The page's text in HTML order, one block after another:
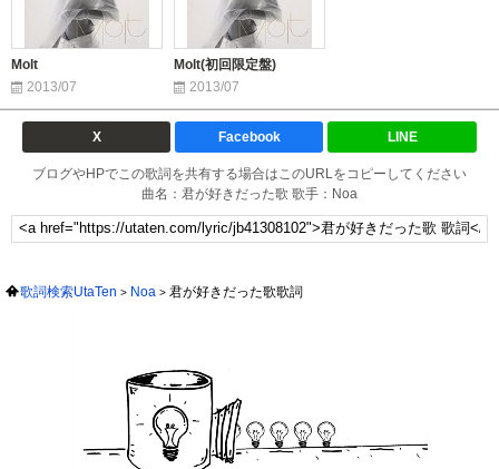
Molt
2013/07
Molt(初回限定盤)
2013/07
X Facebook LINE
ブログやHPでこの歌詞を共有する場合はこのURLをコピーしてください
曲名：君が好きだった歌 歌手：Noa
歌詞検索UtaTen Noa 君が好きだった歌歌詞